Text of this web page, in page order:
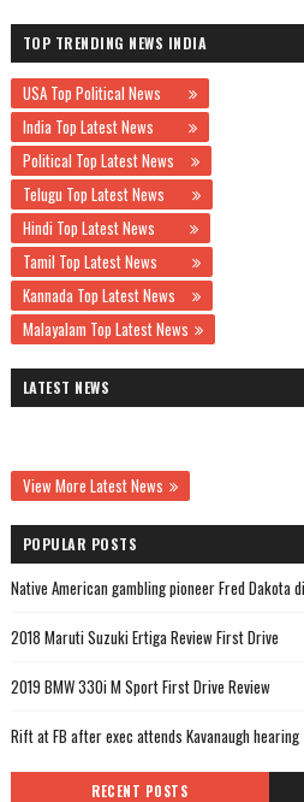
TOP TRENDING NEWS INDIA
USA Top Political News
India Top Latest News
Political Top Latest News
Telugu Top Latest News
Hindi Top Latest News
Tamil Top Latest News
Kannada Top Latest News
Malayalam Top Latest News
LATEST NEWS
View More Latest News
POPULAR POSTS
Native American gambling pioneer Fred Dakota
2018 Maruti Suzuki Ertiga Review First Drive
2019 BMW 330i M Sport First Drive Review
Rift at FB after exec attends Kavanaugh hearing
RECENT POSTS